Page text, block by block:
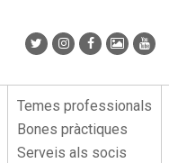
Menu
lateral
Temes professionals
Bones pràctiques
Serveis als socis